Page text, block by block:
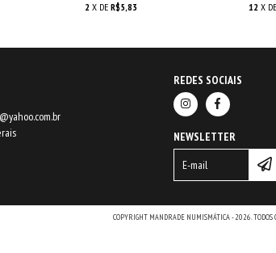
2 X DER$5,83 12 X DE
REDES SOCIAIS
NEWSLETTER
COPYRIGHT MANDRADE NUMISMÁTICA - 2026. TODOS